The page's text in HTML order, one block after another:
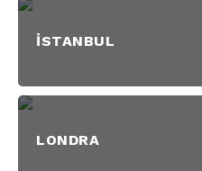
İSTANBUL
LONDRA